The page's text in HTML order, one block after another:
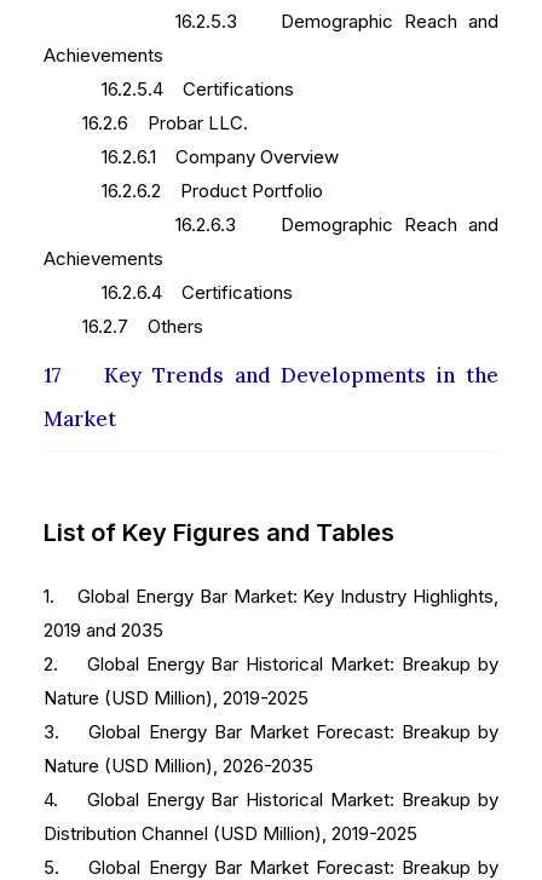
16.2.5.3 Demographic Reach and
Achievements
16.2.5.4 Certifications
16.2.6 Probar LLC.
16.2.6.1 Company Overview
16.2.6.2 Product Portfolio
16.2.6.3 Demographic Reach and
Achievements
16.2.6.4 Certifications
16.2.7 Others
17 Key Trends and Developments in the
Market
List of Key Figures and Tables
1. Global Energy Bar Market: Key Industry Highlights,
2019 and 2035
2. Global Energy Bar Historical Market: Breakup by
Nature (USD Million), 2019-2025
3. Global Energy Bar Market Forecast: Breakup by
Nature (USD Million), 2026-2035
4. Global Energy Bar Historical Market: Breakup by
Distribution Channel (USD Million), 2019-2025
5. Global Energy Bar Market Forecast: Breakup by